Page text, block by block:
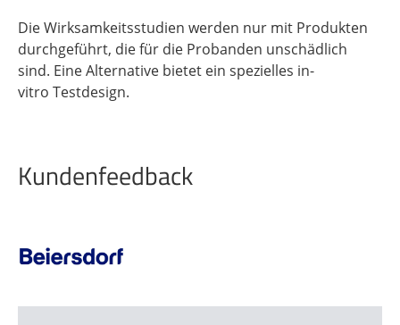
Die Wirksamkeitsstudien werden nur mit Produkten
durchgeführt, die für die Probanden unschädlich
sind. Eine Alternative bietet ein spezielles in-
vitro Testdesign.
Kundenfeedback